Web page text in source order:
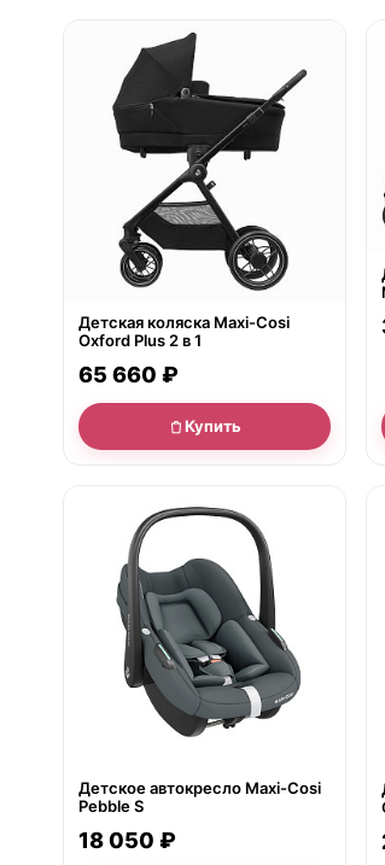
● в наличии
Детская коляска Maxi-Cosi
Oxford Plus 2 в 1
65 660 ₽
Купить
● в наличии
Детское автокресло Maxi-Cosi
Pebble S
18 050 ₽